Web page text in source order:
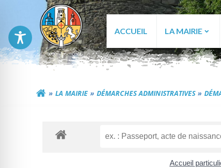
contenu
Commune de
ACCUEIL LA MAIRIE
LA MAIRIE DÉMARCHES ADMINISTRATIVES
Accueil